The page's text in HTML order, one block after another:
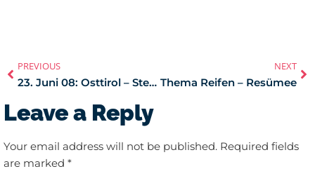
PREVIOUS
23. Juni 08: Osttirol – Steiermark – Kärnten
NEXT
Thema Reifen – Resümee
Leave a Reply
Your email address will not be published. Required fields
are marked *